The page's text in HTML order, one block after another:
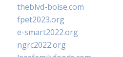
theblvd-boise.com
fpet2023.org
e-smart2022.org
ngrc2022.org